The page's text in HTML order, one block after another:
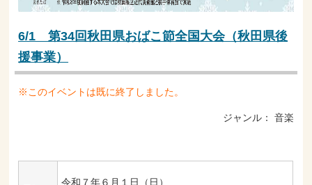
6/1 第34回秋田県おばこ節全国大会（秋田県後
援事業）
※このイベントは既に終了しました。
ジャンル： 音楽
令和７年６月１日（日）